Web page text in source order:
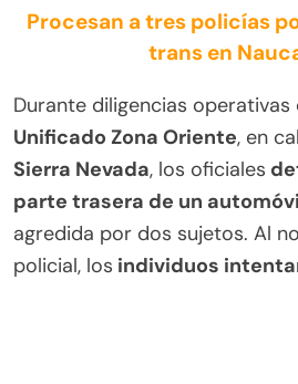
Procesan a tres policías
trans en
Durante diligencias operativas
Unificado Zona Oriente, en
Sierra Nevada, los oficiales
parte trasera de un
agredida por dos sujetos. Al
policial, los individuos